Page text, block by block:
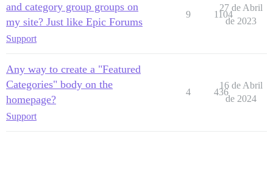
and category group groups on
my site? Just like Epic Forums
Support
9 1104
27 de Abril
de 2023
Any way to create a "Featured
Categories" body on the
homepage?
Support
4 436
16 de Abril
de 2024